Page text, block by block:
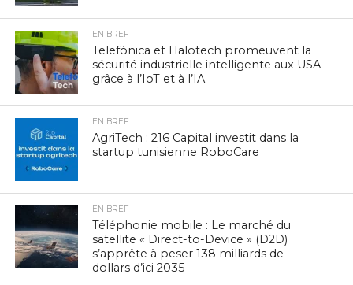
EN BREF
Telefónica et Halotech promeuvent la
sécurité industrielle intelligente aux USA
grâce à l’IoT et à l’IA
EN BREF
AgriTech : 216 Capital investit dans la
startup tunisienne RoboCare
EN BREF
Téléphonie mobile : Le marché du
satellite « Direct-to-Device » (D2D)
s’apprête à peser 138 milliards de
dollars d’ici 2035